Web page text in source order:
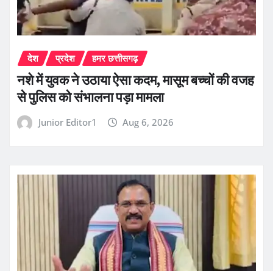
देश प्रदेश हमर छत्तीसगढ़
नशे में युवक ने उठाया ऐसा कदम, मासूम बच्चों की वजह
से पुलिस को संभालना पड़ा मामला
Junior Editor1 Aug 6, 2026